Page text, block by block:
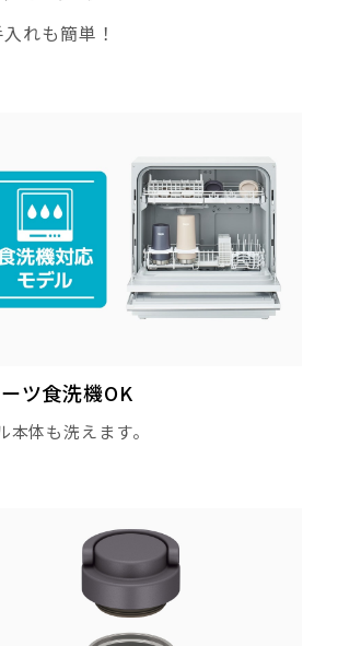
れも簡単！
ツ食洗機OK
本体も洗えます。